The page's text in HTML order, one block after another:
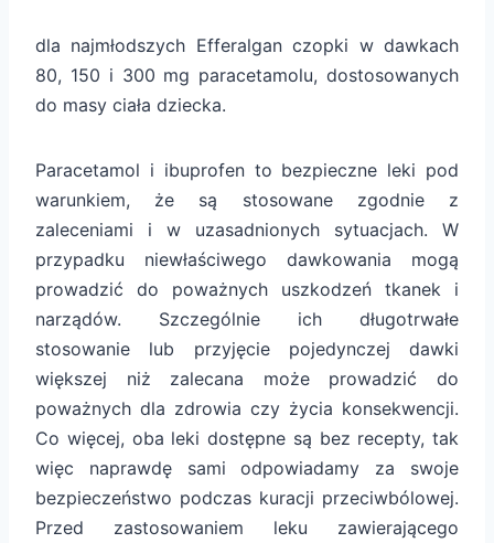
dla najmłodszych Efferalgan czopki w dawkach
80, 150 i 300 mg paracetamolu, dostosowanych
do masy ciała dziecka.
Paracetamol i ibuprofen to bezpieczne leki pod
warunkiem, że są stosowane zgodnie z
zaleceniami i w uzasadnionych sytuacjach. W
przypadku niewłaściwego dawkowania mogą
prowadzić do poważnych uszkodzeń tkanek i
narządów. Szczególnie ich długotrwałe
stosowanie lub przyjęcie pojedynczej dawki
większej niż zalecana może prowadzić do
poważnych dla zdrowia czy życia konsekwencji.
Co więcej, oba leki dostępne są bez recepty, tak
więc naprawdę sami odpowiadamy za swoje
bezpieczeństwo podczas kuracji przeciwbólowej.
Przed zastosowaniem leku zawierającego